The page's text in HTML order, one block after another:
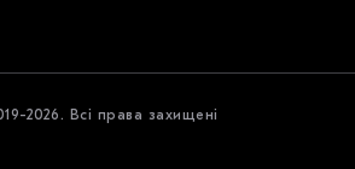
2026. Всі права захищені